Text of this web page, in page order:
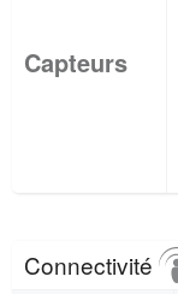
Capteurs
Connectivité